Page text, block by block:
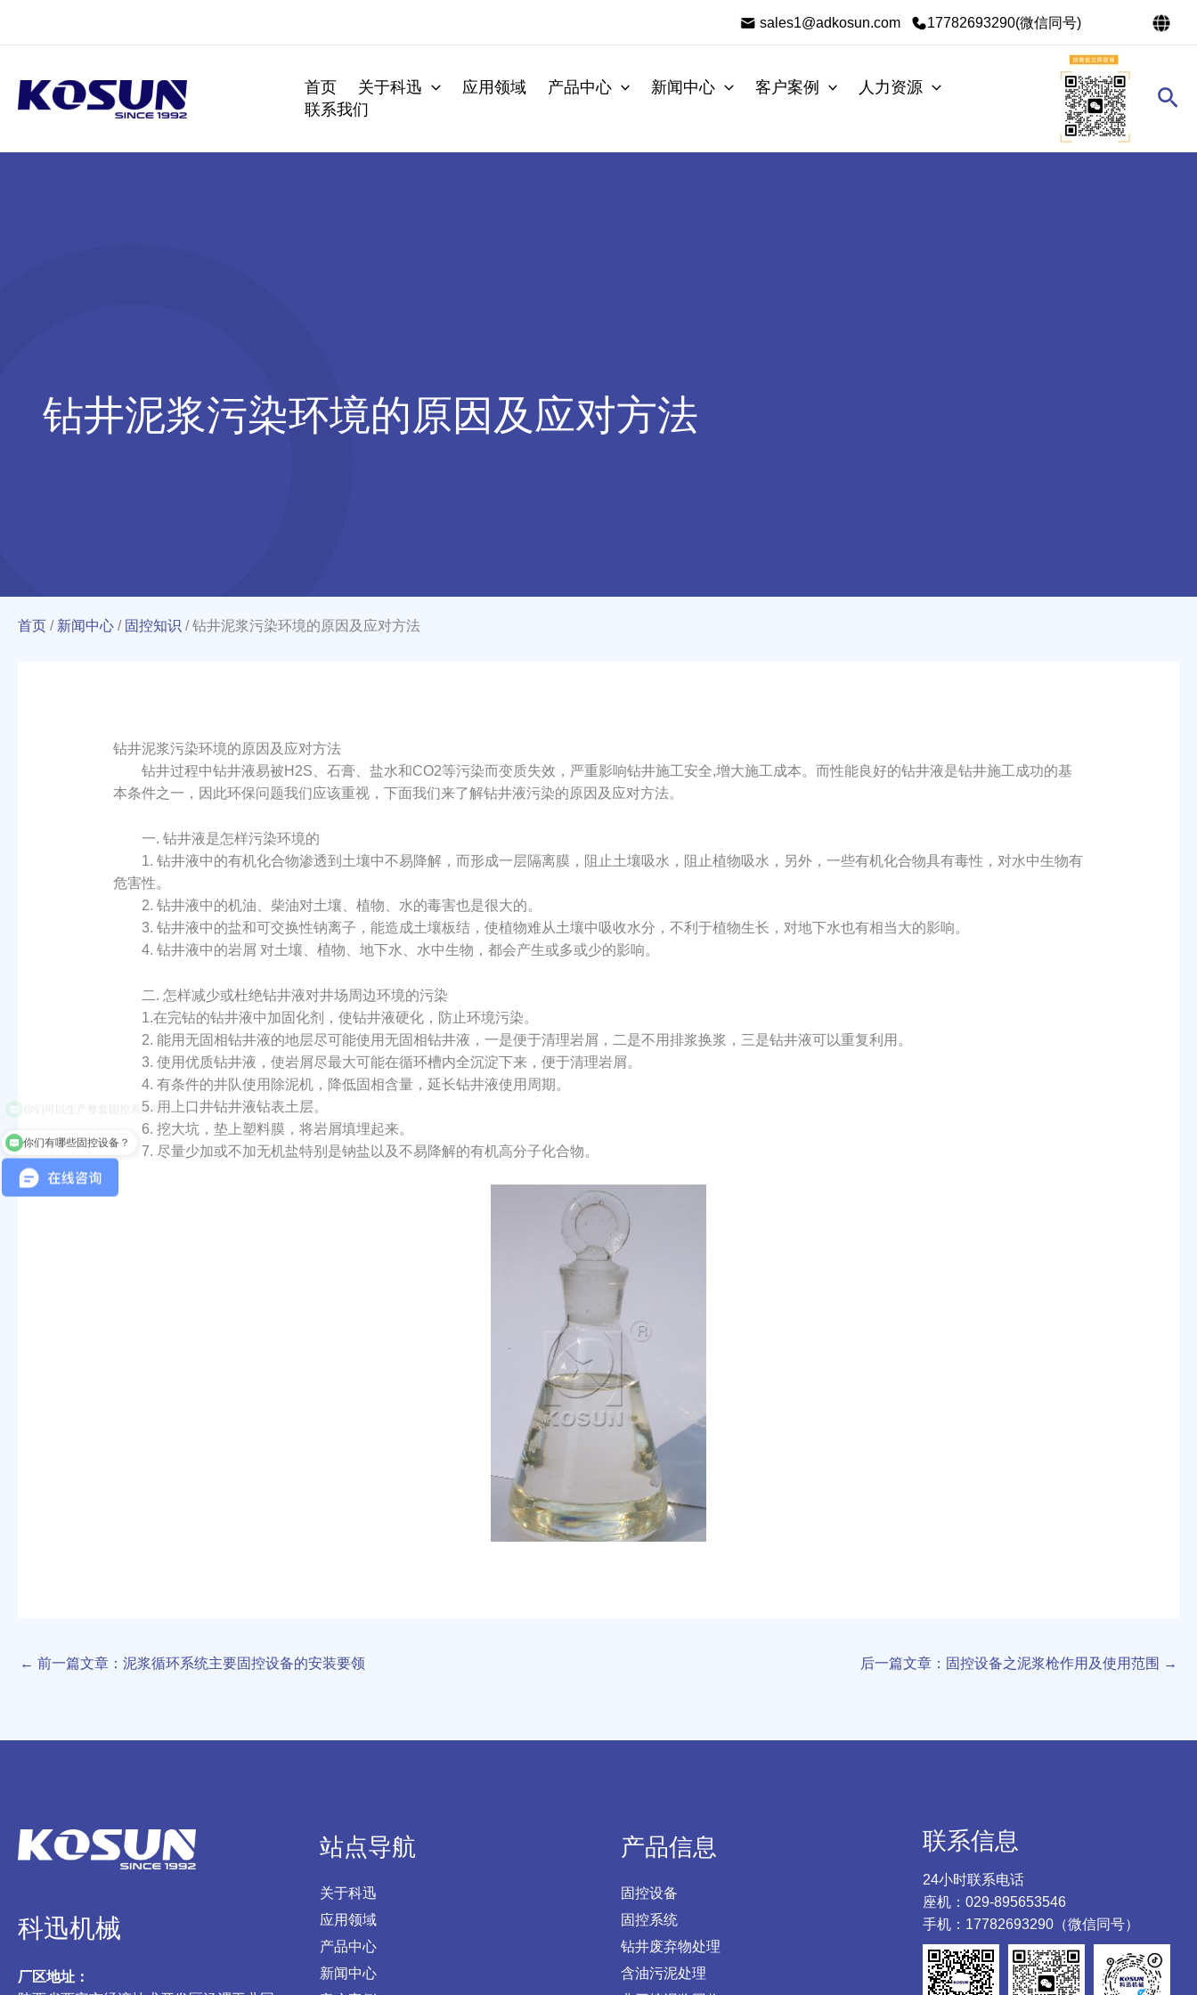
sales1@adkosun.com 17782693290(微信同号)
首页 关于科迅 应用领域 产品中心 新闻中心 客户案例
人力资源
联系我们
搜
钻井泥浆污染环境的原因及应对方法
首页 / 新闻中心 / 固控知识 /钻井泥浆污染环境的原因及应对方法
钻井泥浆污染环境的原因及应对方法
钻井过程中钻井液易被H2S、石膏、盐水和CO2等污染而变质失效，严重影响钻井施工安全,增大施工成本。而性能良好的钻井液是钻井施工成功的基
本条件之一，因此环保问题我们应该重视，下面我们来了解钻井液污染的原因及应对方法。
一. 钻井液是怎样污染环境的
1. 钻井液中的有机化合物渗透到土壤中不易降解，而形成一层隔离膜，阻止土壤吸水，阻止植物吸水，另外，一些有机化合物具有毒性，对水中生物有
危害性。
2. 钻井液中的机油、柴油对土壤、植物、水的毒害也是很大的。
3. 钻井液中的盐和可交换性钠离子，能造成土壤板结，使植物难从土壤中吸收水分，不利于植物生长，对地下水也有相当大的影响。
4. 钻井液中的岩屑 对土壤、植物、地下水、水中生物，都会产生或多或少的影响。
二. 怎样减少或杜绝钻井液对井场周边环境的污染
1.在完钻的钻井液中加固化剂，使钻井液硬化，防止环境污染。
2. 能用无固相钻井液的地层尽可能使用无固相钻井液，一是便于清理岩屑，二是不用排浆换浆，三是钻井液可以重复利用。
3. 使用优质钻井液，使岩屑尽最大可能在循环槽内全沉淀下来，便于清理岩屑。
4. 有条件的井队使用除泥机，降低固相含量，延长钻井液使用周期。
5. 用上口井钻井液钻表土层。
6. 挖大坑，垫上塑料膜，将岩屑填埋起来。
7. 尽量少加或不加无机盐特别是钠盐以及不易降解的有机高分子化合物。
← 前一篇文章：泥浆循环系统主要固控设备的安装要领 后一篇文章：固控设备之泥浆枪作用及使用范围 →
科迅机械
厂区地址：
站点导航
关于科迅
应用领域
产品中心
新闻中心
产品信息
固控设备
固控系统
钻井废弃物处理
含油污泥处理
联系信息
24小时联系电话
座机：029-895653546
手机：17782693290（微信同号）
你们有哪些固控设备？